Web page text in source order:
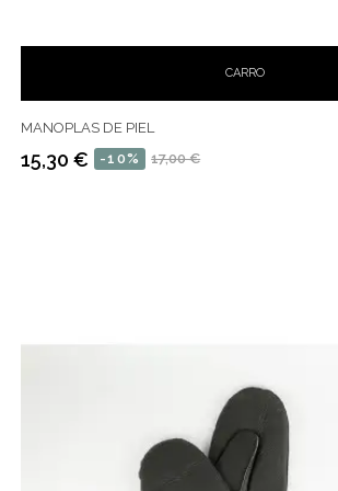
CARRO
MANOPLAS DE PIEL
Precio
17,00 €
-10%
Precio
15,30 €